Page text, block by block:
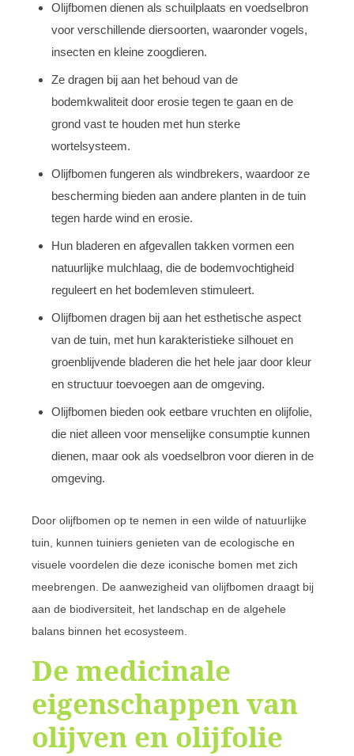
Olijfbomen dienen als schuilplaats en voedselbron
voor verschillende diersoorten, waaronder vogels,
insecten en kleine zoogdieren.
Ze dragen bij aan het behoud van de
bodemkwaliteit door erosie tegen te gaan en de
grond vast te houden met hun sterke
wortelsysteem.
Olijfbomen fungeren als windbrekers, waardoor ze
bescherming bieden aan andere planten in de tuin
tegen harde wind en erosie.
Hun bladeren en afgevallen takken vormen een
natuurlijke mulchlaag, die de bodemvochtigheid
reguleert en het bodemleven stimuleert.
Olijfbomen dragen bij aan het esthetische aspect
van de tuin, met hun karakteristieke silhouet en
groenblijvende bladeren die het hele jaar door kleur
en structuur toevoegen aan de omgeving.
Olijfbomen bieden ook eetbare vruchten en olijfolie,
die niet alleen voor menselijke consumptie kunnen
dienen, maar ook als voedselbron voor dieren in de
omgeving.
Door olijfbomen op te nemen in een wilde of natuurlijke
tuin, kunnen tuiniers genieten van de ecologische en
visuele voordelen die deze iconische bomen met zich
meebrengen. De aanwezigheid van olijfbomen draagt bij
aan de biodiversiteit, het landschap en de algehele
balans binnen het ecosysteem.
De medicinale
eigenschappen van
olijven en olijfolie